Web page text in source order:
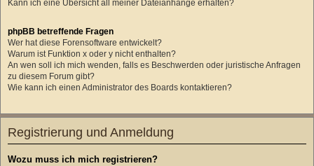
Kann ich eine Übersicht all meiner Dateianhänge erhalten?
phpBB betreffende Fragen
Wer hat diese Forensoftware entwickelt?
Warum ist Funktion x oder y nicht enthalten?
An wen soll ich mich wenden, falls es Beschwerden oder juristische Anfragen
zu diesem Forum gibt?
Wie kann ich einen Administrator des Boards kontaktieren?
Registrierung und Anmeldung
Wozu muss ich mich registrieren?